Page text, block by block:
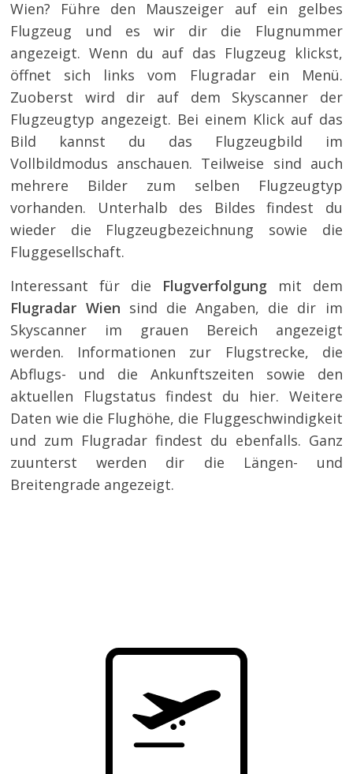
Wien? Führe den Mauszeiger auf ein gelbes
Flugzeug und es wir dir die Flugnummer
angezeigt. Wenn du auf das Flugzeug klickst,
öffnet sich links vom Flugradar ein Menü.
Zuoberst wird dir auf dem Skyscanner der
Flugzeugtyp angezeigt. Bei einem Klick auf das
Bild kannst du das Flugzeugbild im
Vollbildmodus anschauen. Teilweise sind auch
mehrere Bilder zum selben Flugzeugtyp
vorhanden. Unterhalb des Bildes findest du
wieder die Flugzeugbezeichnung sowie die
Fluggesellschaft.
Interessant für die Flugverfolgungmit dem
Flugradar Wien sind die Angaben, die dir im
Skyscanner im grauen Bereich angezeigt
werden. Informationen zur Flugstrecke, die
Abflugs- und die Ankunftszeiten sowie den
aktuellen Flugstatus findest du hier. Weitere
Daten wie die Flughöhe, die Fluggeschwindigkeit
und zum Flugradar findest du ebenfalls. Ganz
zuunterst werden dir die Längen- und
Breitengrade angezeigt.